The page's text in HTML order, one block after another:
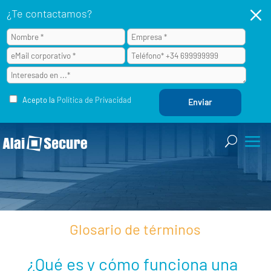
¿Te contactamos?
Acepto la Política de Privacidad
M
Glosario de términos
¿Qué es y cómo funciona una